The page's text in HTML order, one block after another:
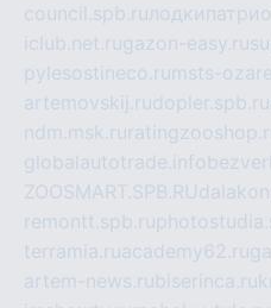
council.spb.ru
iclub.net.rugazon-easy.ru
pylesostineco.ru msts-
artemovskij.rudopler.spb.ru
ndm.msk.ru
globalautotrade.info
ZOOSMART.SPB.RU
remontt.spb.ru
terramia.ruacademy62.ru
artem-news.rubiserinca.ru